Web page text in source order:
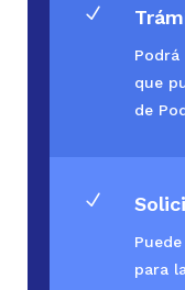
N
que
de
N
para